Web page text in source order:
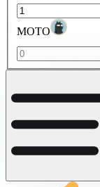
MOTO